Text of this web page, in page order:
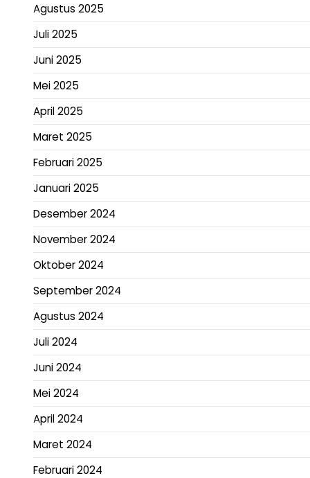
Agustus 2025
Juli 2025
Juni 2025
Mei 2025
April 2025
Maret 2025
Februari 2025
Januari 2025
Desember 2024
November 2024
Oktober 2024
September 2024
Agustus 2024
Juli 2024
Juni 2024
Mei 2024
April 2024
Maret 2024
Februari 2024